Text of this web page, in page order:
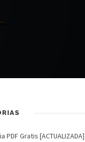
PDF Gratis [ACTUALIZADA]